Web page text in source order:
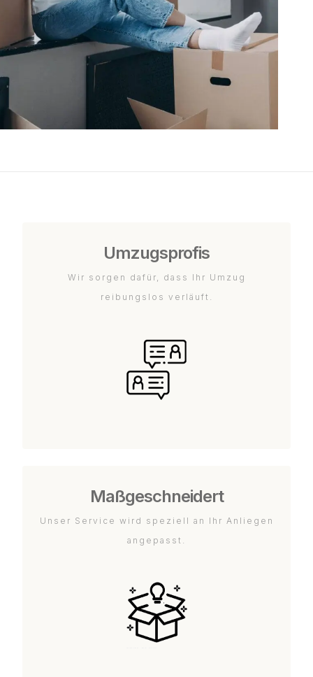
Umzugsprofis
Wir sorgen dafür, dass Ihr Umzug
reibungslos verläuft.
Maßgeschneidert
Unser Service wird speziell an Ihr Anliegen
angepasst.